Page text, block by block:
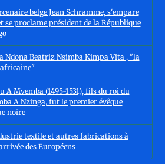
belge Jean Schramme, s'empare
se proclame président de la République
Ndona Beatriz Nsimba Kimpa Vita , "la
A Mvemba (1495-1531), fils du roi du
A Nzinga, fut le premier évêque
noire
textile et autres fabrications à
des Européens